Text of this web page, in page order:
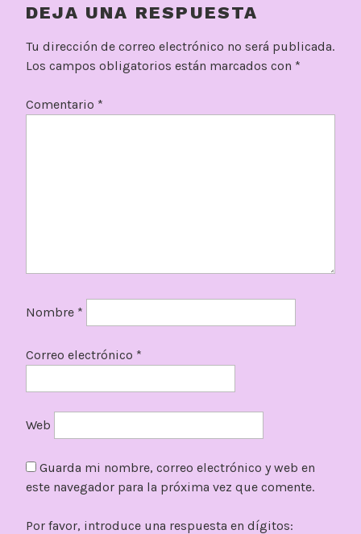
DEJA UNA RESPUESTA
Tu dirección de correo electrónico no será publicada.
Los campos obligatorios están marcados con *
Comentario *
Nombre *
Correo electrónico *
Web
Guarda mi nombre, correo electrónico y web en
este navegador para la próxima vez que comente.
Por favor, introduce una respuesta en dígitos: